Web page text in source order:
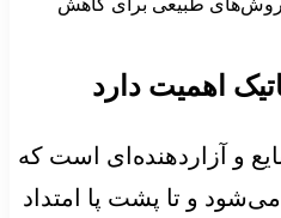
اهمیت دارد
و آزاردهنده‌ای است که
و تا پشت پا امتداد